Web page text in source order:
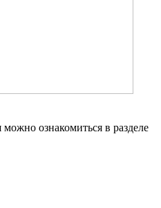
ознакомиться в разделе